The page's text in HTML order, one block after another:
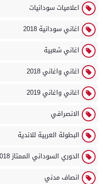
اعلاميات سودانيات
اغاني سودانية 2018
اغاني شعبية
اغاني واغاني 2018
اغاني واغاني 2019
الانصرافي
البطولة العربية للاندية
الدوري السوداني الممتاز 2018
انصاف مدني